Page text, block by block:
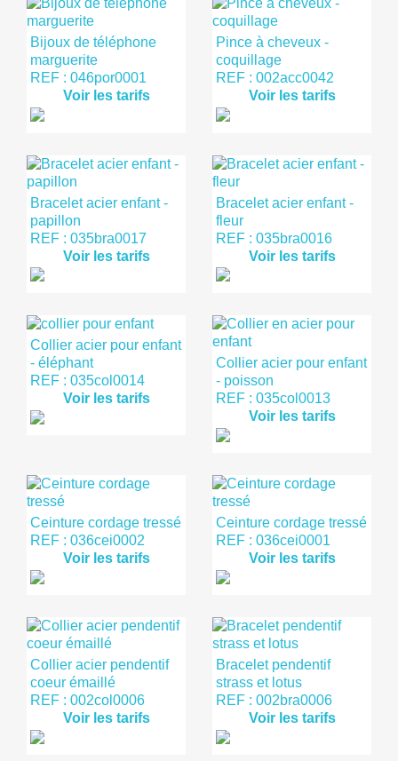
Bijoux de téléphone
marguerite
REF : 046por0001
Voir les tarifs
Pince à cheveux -
coquillage
REF : 002acc0042
Voir les tarifs
Bracelet acier enfant -
papillon
REF : 035bra0017
Voir les tarifs
Bracelet acier enfant -
fleur
REF : 035bra0016
Voir les tarifs
Collier acier pour enfant
- éléphant
REF : 035col0014
Voir les tarifs
Collier acier pour enfant
- poisson
REF : 035col0013
Voir les tarifs
Ceinture cordage tressé
REF : 036cei0002
Voir les tarifs
Ceinture cordage tressé
REF : 036cei0001
Voir les tarifs
Collier acier pendentif
coeur émaillé
REF : 002col0006
Voir les tarifs
Bracelet pendentif
strass et lotus
REF : 002bra0006
Voir les tarifs